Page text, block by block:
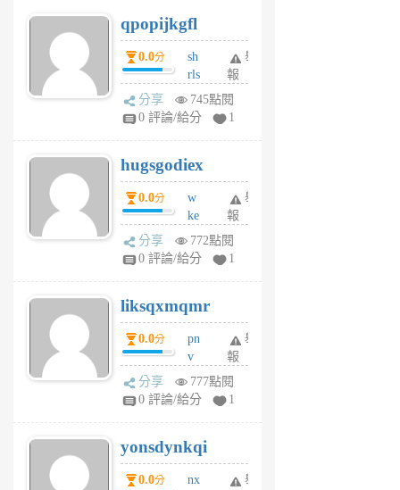
6
個
月
前
qpopijkgfl
0.0分
sh
rls
k
m
6
個
月
前
舉
報
分享
745點閱
0 評論/給分
1
hugsgodiex
0.0分
w
ke
rv
pj
6
個
月
前
舉
報
分享
772點閱
0 評論/給分
1
liksqxmqmr
0.0分
pn
v
wt
sv
6
個
月
舉
報
分享
777點閱
0 評論/給分
1
yonsdynkqi
0.0分
nx
舉